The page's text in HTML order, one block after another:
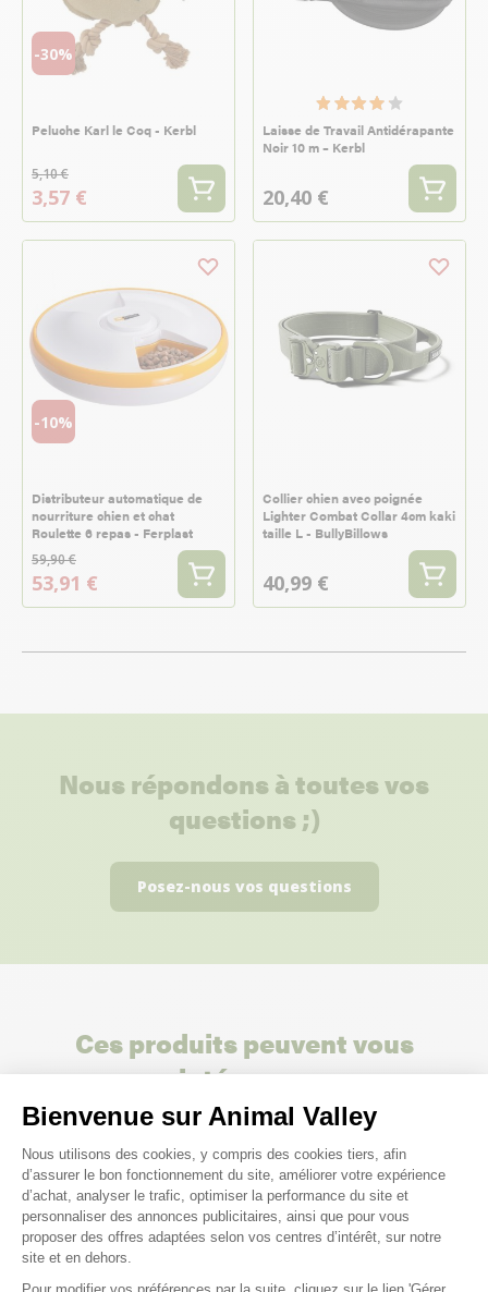
Bienvenue sur Animal Valley
Plateforme de Gestion du
Nous utilisons des cookies, y compris des cookies tiers, afin
d’assurer le bon fonctionnement du site, améliorer votre expérience
d’achat, analyser le trafic, optimiser la performance du site et
personnaliser des annonces publicitaires, ainsi que pour vous
proposer des offres adaptées selon vos centres d’intérêt, sur notre
site et en dehors.
-30%
Peluche Karl le Coq - Kerbl
5,10 €
3,57 €
Laisse de Travail Antidérapante
Noir 10 m – Kerbl
20,40 €
-10%
Distributeur automatique de
nourriture chien et chat
Roulette 6 repas - Ferplast
59,90 €
53,91 €
Collier chien avec poignée
Lighter Combat Collar 4cm kaki
taille L - BullyBillows
40,99 €
Nous répondons à toutes vos
questions ;)
Posez-nous vos questions
Ces produits peuvent vous
intéresser